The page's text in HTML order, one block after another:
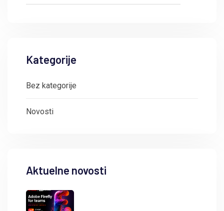
Kategorije
Bez kategorije
Novosti
Aktuelne novosti